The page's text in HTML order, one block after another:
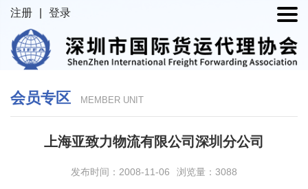
注册 登录
会员专区 MEMBER UNIT
上海亚致力物流有限公司深圳分公司
发布时间：2008-11-06 浏览量：3088